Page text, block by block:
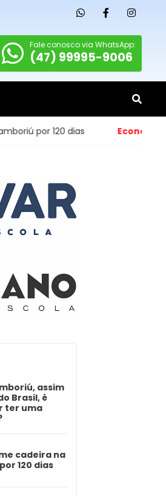
Fale conosco via WhatsApp:
(47) 99995-9006
120 dias Economia-
assim
Brasil, é
ter uma
cadeira na
120 dias